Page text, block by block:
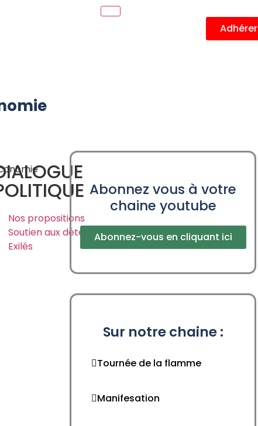
Nos propositions
Soutien aux détenus et
Exilés
Adhérer
Abonnez vous à votre
chaine youtube
Abonnez-vous en cliquant ici
Sur notre chaine :
Tournée de la flamme
Manifesation